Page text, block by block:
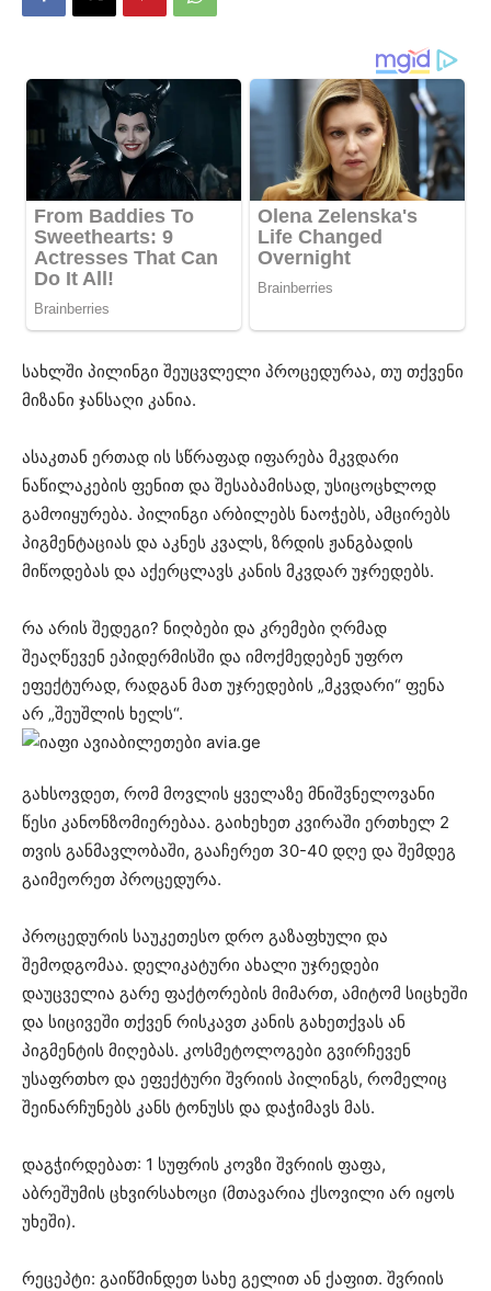
სახლში პილინგი შეუცვლელი პროცედურაა, თუ თქვენი
მიზანი ჯანსაღი კანია.
ასაკთან ერთად ის სწრაფად იფარება მკვდარი
ნაწილაკების ფენით და შესაბამისად, უსიცოცხლოდ
გამოიყურება. პილინგი არბილებს ნაოჭებს, ამცირებს
პიგმენტაციას და აკნეს კვალს, ზრდის ჟანგბადის
მიწოდებას და აქერცლავს კანის მკვდარ უჯრედებს.
რა არის შედეგი? ნიღბები და კრემები ღრმად
შეაღწევენ ეპიდერმისში და იმოქმედებენ უფრო
ეფექტურად, რადგან მათ უჯრედების „მკვდარი“ ფენა
არ „შეუშლის ხელს“.
გახსოვდეთ, რომ მოვლის ყველაზე მნიშვნელოვანი
წესი კანონზომიერებაა. გაიხეხეთ კვირაში ერთხელ 2
თვის განმავლობაში, გააჩერეთ 30-40 დღე და შემდეგ
გაიმეორეთ პროცედურა.
პროცედურის საუკეთესო დრო გაზაფხული და
შემოდგომაა. დელიკატური ახალი უჯრედები
დაუცველია გარე ფაქტორების მიმართ, ამიტომ სიცხეში
და სიცივეში თქვენ რისკავთ კანის გახეთქვას ან
პიგმენტის მიღებას. კოსმეტოლოგები გვირჩევენ
უსაფრთხო და ეფექტური შვრიის პილინგს, რომელიც
შეინარჩუნებს კანს ტონუსს და დაჭიმავს მას.
დაგჭირდებათ: 1 სუფრის კოვზი შვრიის ფაფა,
აბრეშუმის ცხვირსახოცი (მთავარია ქსოვილი არ იყოს
უხეში).
რეცეპტი: გაიწმინდეთ სახე გელით ან ქაფით. შვრიის